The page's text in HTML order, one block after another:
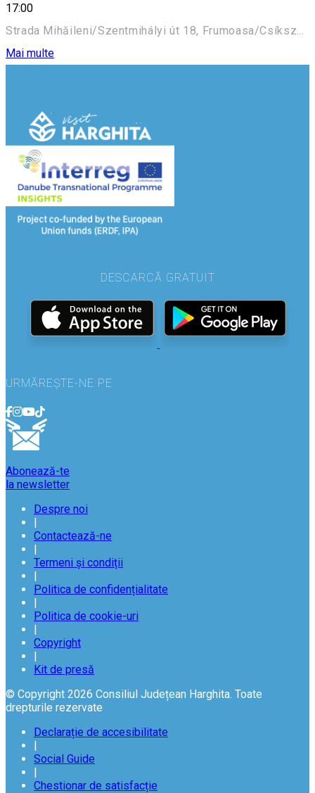
17:00
Mai multe
DESCARCĂ GRATUIT
URMĂREȘTE-NE PE
Abonează-te
la newsletter
Despre noi
|
Contactează-ne
|
Termeni și condiții
|
Politica de confidențialitate
|
Politica de cookie-uri
|
Copyright
|
Kit de presă
© Copyright 2026 Consiliul Județean Harghita. Toate
drepturile rezervate
Declarație de accesibilitate
|
Social Guide
|
Chestionar de satisfacție